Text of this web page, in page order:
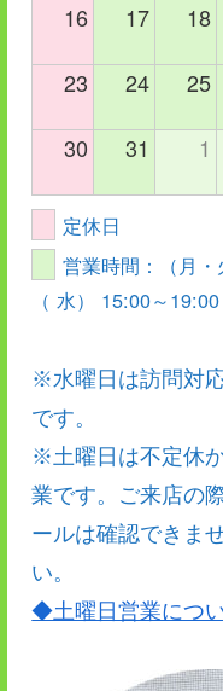
16 17 18
23 24 25
30 31 1
定休日
営業時間：（月
（ 水） 15:00～
※水曜日は訪問対
です。
※土曜日は不定休
業です。ご来店の
ールは確認できま
い。
◆土曜日営業につ